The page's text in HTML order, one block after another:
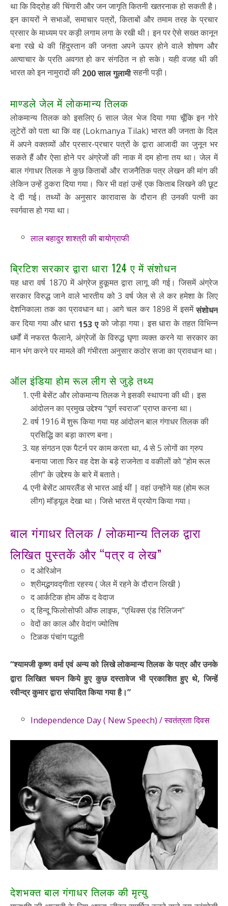
था कि विद्रोह की चिंगारी और जन जागृति कितनी खतरनाक हो सकती है।
इन कायरों ने सभाओं, समाचार पत्रों, किताबों और तमाम तरह के प्रचार
प्रसार के माध्यम पर कड़ी लगाम लगा के रखी थी। इन पर ऐसे सख्त कानून
बना रखे थे की हिंदुस्तान की जनता अपने ऊपर होने वाले शोषण और
अत्याचार के प्रति अवगत हो कर संगठित न हो सके। यही वजह थी की
भारत को इन नामुरादों की 200 साल गुलामीसहनी पड़ी।
माण्डले जेल में लोकमान्य तिलक
लोकमान्य तिलक को इसलिए 6 साल जेल भेज दिया गया चूँकि इन गोरे
लुटेरों को पता था कि वह (Lokmanya Tilak) भारत की जनता के दिल
में अपने वक्तव्यों और प्रसार-प्रचार पत्रों के द्वारा आजादी का जुनून भर
सकते हैं और ऐसा होने पर अंग्रेजों की नाक में दम होना तय था। जेल में
बाल गंगाधर तिलक ने कुछ किताबों और राजनैतिक पत्र लेखन की मांग की
लेकिन उन्हें ठुकरा दिया गया। फिर भी वहां उन्हें एक किताब लिखने की छूट
दे दी गई। तथ्यों के अनुसार कारावास के दौरान ही उनकी पत्नी का
स्वर्गवास हो गया था।
लाल बहादुर शाश्त्री की बायोग्राफी
ब्रिटिश सरकार द्वारा धारा 124 ए में संशोधन
यह धारा वर्ष 1870 में अंग्रेज हुकूमत द्वारा लागू की गई। जिसमें अंग्रेज
सरकार विरुद्ध जाने वाले भारतीय को 3 वर्ष जेल से ले कर हमेशा के लिए
देशनिकाला तक का प्रावधान था। आगे चल कर 1898 में इसमेंसंशोधन
कर दिया गया और धारा 153 एको जोड़ा गया। इस धारा के तहत विभिन्न
धर्मों में नफरत फैलाने, अंग्रेजों के विरुद्ध घृणा व्यक्त करने या सरकार का
मान भंग करने पर मामले की गंभीरता अनुसार कठोर सजा का प्रावधान था।
ऑल इंडिया होम रूल लीग से जुड़े तथ्य
एनी बेसेंट और लोकमान्य तिलक ने इसकी स्थापना की थी। इस
आंदोलन का प्रमुख उद्देश्य “पूर्ण स्वराज” प्राप्त करना था।
वर्ष 1916 में शुरू किया गया यह आंदोलन बाल गंगाधर तिलक की
प्रसिद्धि का बड़ा कारण बना।
यह संगठन एक पैटर्न पर काम करता था, 4 से 5 लोगों का ग्रुप
बनाया जाता फिर वह देश के बड़े राजनेता व वकीलों को “होम रूल
लीग” के उद्देश्य के बारे में बताते।
एनी बेसेंट आयरलैंड से भारत आई थीं | वहां उन्होंने यह (होम रूल
लीग) मॉड्यूल देखा था। जिसे भारत में प्रयोग किया गया।
बाल गंगाधर तिलक / लोकमान्य तिलक द्वारा
लिखित पुस्तकें और “पत्र व लेख”
द ओरिओन
श्रीमद्भगवद्गीता रहस्य ( जेल में रहने के दौरान लिखी )
द आर्कटिक होम ऑफ द वेदाज
द् हिन्दू फिलोसोफी ऑफ लाइफ, “एथिक्स एंड रिलिजन”
वेदों का काल और वेदांग ज्योतिष
टिळक पंचांग पद्धती
“श्यामजी कृष्ण वर्मा एवं अन्य को लिखे लोकमान्य तिलक के पत्र और उनके
द्वारा लिखित चयन किये हुए कुछ दस्तावेज भी प्रकाशित हुए थे, जिन्हें
रवीन्द्र कुमार द्वारा संपादित किया गया है।”
Independence Day ( New Speech) / स्वतंत्रता दिवस
देशभक्त बाल गंगाधर तिलक की मृत्यु